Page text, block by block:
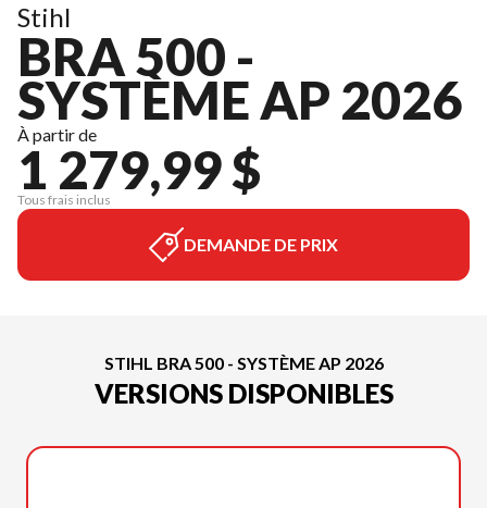
Stihl
BRA 500 -
SYSTÈME AP 2026
À partir de
1 279,99 $
Tous frais inclus
DEMANDE DE PRIX
STIHL BRA 500 - SYSTÈME AP 2026
VERSIONS DISPONIBLES